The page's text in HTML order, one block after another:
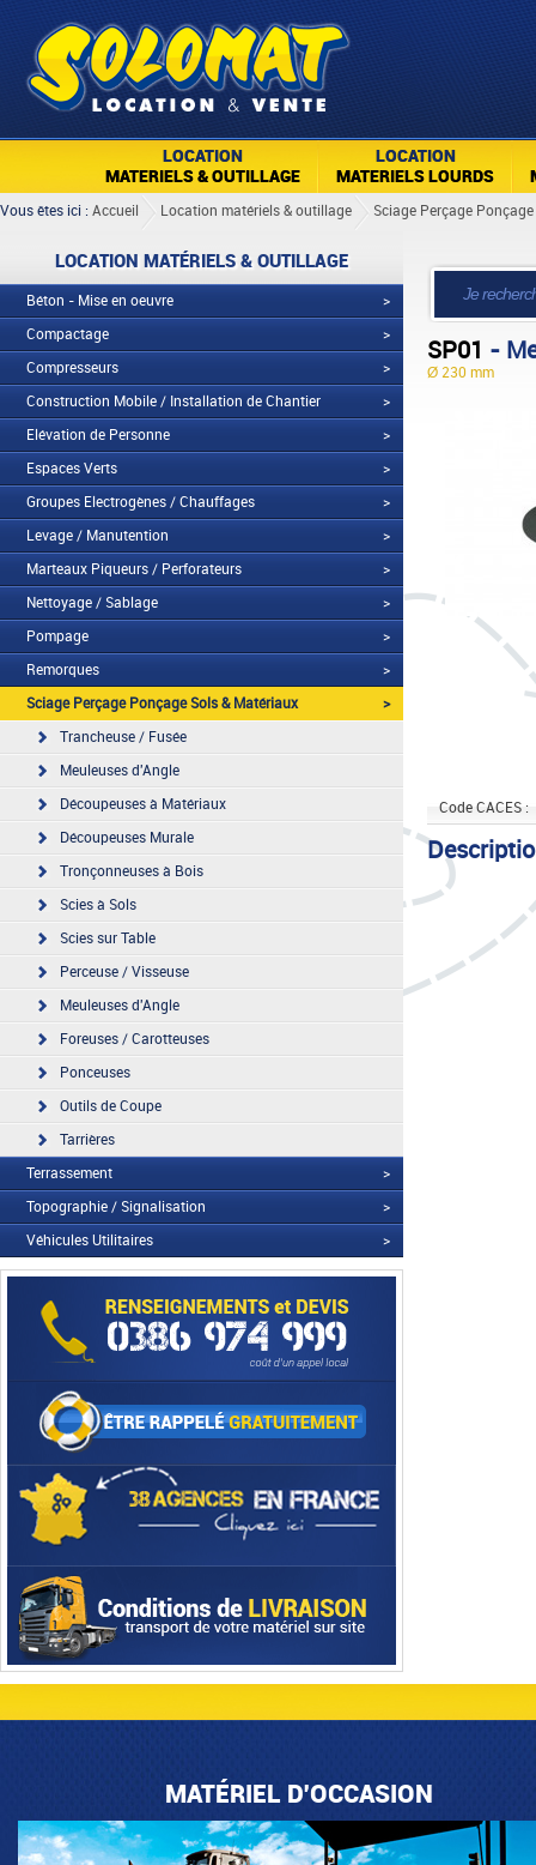
LOCATION
MATERIELS & OUTILLAGE
LOCATION
MATERIELS LOURDS
Vous êtes ici : Accueil Location matériels & outillage Sciage Perçage
LOCATION MATÉRIELS & OUTILLAGE
Béton - Mise en oeuvre
>
Compactage
>
Compresseurs
>
Construction Mobile / Installation de Chantier
>
Elévation de Personne
>
Espaces Verts
>
Groupes Electrogènes / Chauffages
>
Levage / Manutention
>
Marteaux Piqueurs / Perforateurs
>
Nettoyage / Sablage
>
Pompage
>
Remorques
>
Sciage Perçage Ponçage Sols & Matériaux
>
Trancheuse / Fusée
Meuleuses d'Angle
Découpeuses à Matériaux
Découpeuses Murale
Tronçonneuses à Bois
Scies à Sols
Scies sur Table
Perceuse / Visseuse
Meuleuses d'Angle
Foreuses / Carotteuses
Ponceuses
Outils de Coupe
Tarrières
Terrassement
>
Topographie / Signalisation
>
Véhicules Utilitaires
>
SP01 -
Ø 230 mm
Code CACES :
MATÉRIEL D'OCCASION